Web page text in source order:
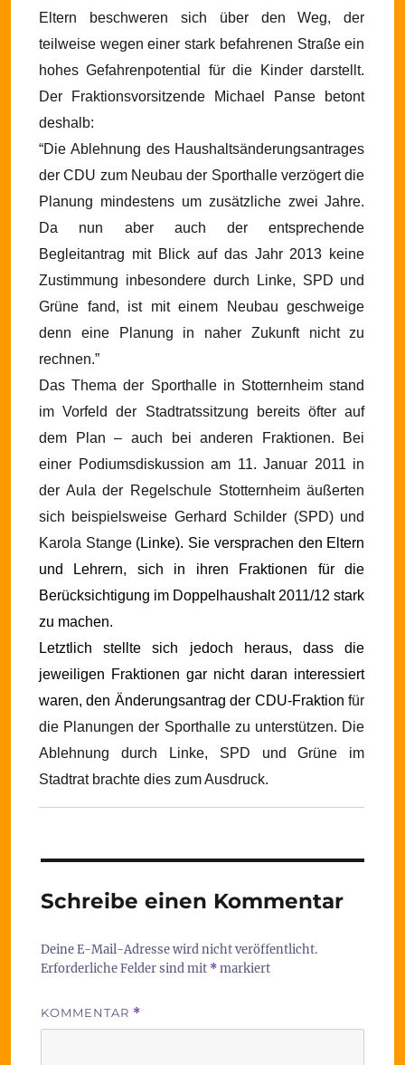
Eltern beschweren sich über den Weg, der
teilweise wegen einer stark befahrenen Straße ein
hohes Gefahrenpotential für die Kinder darstellt.
Der Fraktionsvorsitzende Michael Panse betont
deshalb:
“Die Ablehnung des Haushaltsänderungsantrages
der CDU zum Neubau der Sporthalle verzögert die
Planung mindestens um zusätzliche zwei Jahre.
Da nun aber auch der entsprechende
Begleitantrag mit Blick auf das Jahr 2013 keine
Zustimmung inbesondere durch Linke, SPD und
Grüne fand, ist mit einem Neubau geschweige
denn eine Planung in naher Zukunft nicht zu
rechnen.”
Das Thema der Sporthalle in Stotternheim stand
im Vorfeld der Stadtratssitzung bereits öfter auf
dem Plan – auch bei anderen Fraktionen. Bei
einer Podiumsdiskussion am 11. Januar 2011 in
der Aula der Regelschule Stotternheim äußerten
sich beispielsweise Gerhard Schilder (SPD) und
Karola Stange (Linke). Sie versprachen den Eltern
und Lehrern, sich in ihren Fraktionen für die
Berücksichtigung im Doppelhaushalt 2011/12 stark
zu machen.
Letztlich stellte sich jedoch heraus, dass die
jeweiligen Fraktionen gar nicht daran interessiert
waren, den Änderungsantrag der CDU-Fraktion für
die Planungen der Sporthalle zu unterstützen. Die
Ablehnung durch Linke, SPD und Grüne im
Stadtrat brachte dies zum Ausdruck.
Schreibe einen Kommentar
Deine E-Mail-Adresse wird nicht veröffentlicht.
Erforderliche Felder sind mit *markiert
KOMMENTAR *